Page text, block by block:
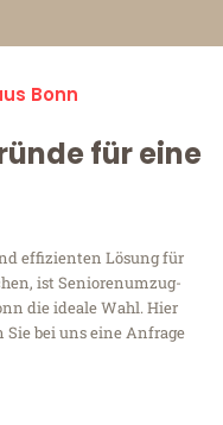
Bonn
für eine
effizienten Lösung für
ist Seniorenumzug-
die ideale Wahl. Hier
Sie bei uns eine Anfrage